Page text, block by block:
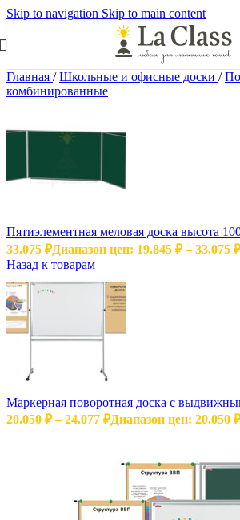
Skip to navigation Skip to main content
Главная / Школьные и офисные доски /
комбинированные
Пятиэлементная меловая доска высота
33.075 ₽Диапазон цен: 19.845 ₽ – 33.075 ₽
Назад к товарам
Маркерная поворотная доска с
20.050 ₽ – 24.077 ₽Диапазон цен: 20.050